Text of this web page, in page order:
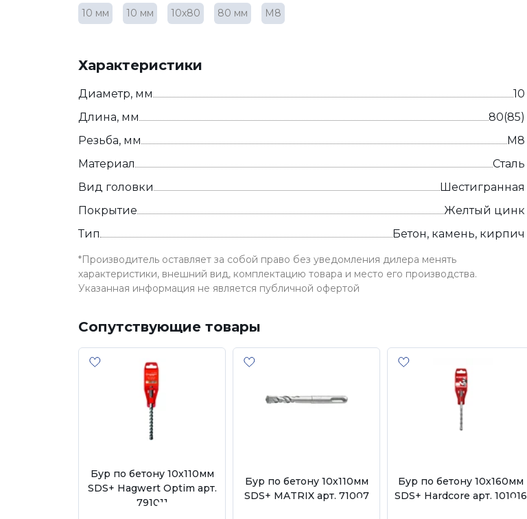
10 мм 10 мм 10х80 80 мм М8
Характеристики
Диаметр, мм
10
Длина, мм
80(85)
Резьба, мм
М8
Материал
Сталь
Вид головки
Шестигранная
Покрытие
Желтый цинк
Тип
Бетон, камень, кирпич
*Производитель оставляет за собой право без уведомления дилера менять
характеристики, внешний вид, комплектацию товара и место его производства.
Указанная информация не является публичной офертой
Сопутствующие товары
Бур по бетону 10х110мм
SDS+ Hagwert Optim арт.
791011
Бур по бетону 10х110мм
SDS+ MATRIX арт. 71007
Бур по бетону 10х160мм
SDS+ Hardcore арт. 101016